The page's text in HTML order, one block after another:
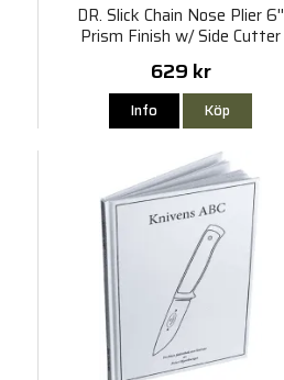
DR. Slick Chain Nose Plier 6''
Prism Finish w/ Side Cutter
629 kr
Info Köp